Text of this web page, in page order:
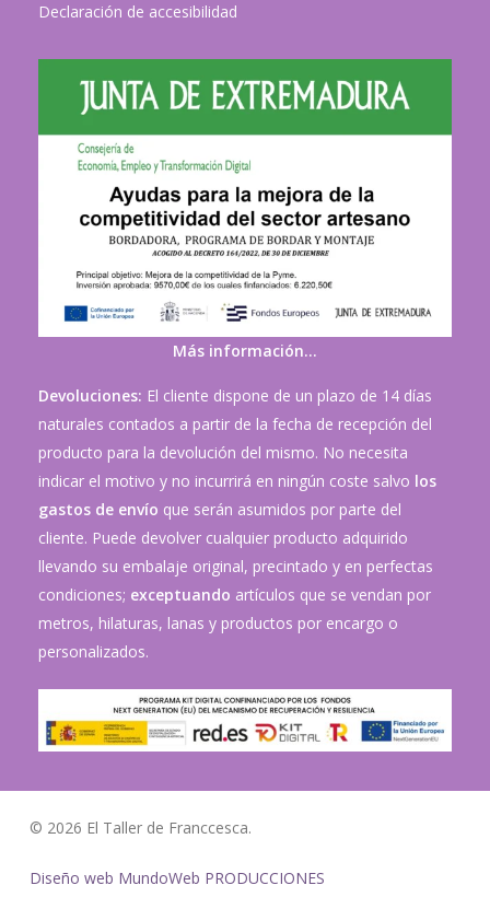
Declaración de accesibilidad
Más información…
Devoluciones: El cliente dispone de un plazo de 14 días
naturales contados a partir de la fecha de recepción del
producto para la devolución del mismo. No necesita
indicar el motivo y no incurrirá en ningún coste salvo los
gastos de envío que serán asumidos por parte del
cliente. Puede devolver cualquier producto adquirido
llevando su embalaje original, precintado y en perfectas
condiciones; exceptuando artículos que se vendan por
metros, hilaturas, lanas y productos por encargo o
personalizados.
© 2026 El Taller de Franccesca.
Diseño web MundoWeb PRODUCCIONES